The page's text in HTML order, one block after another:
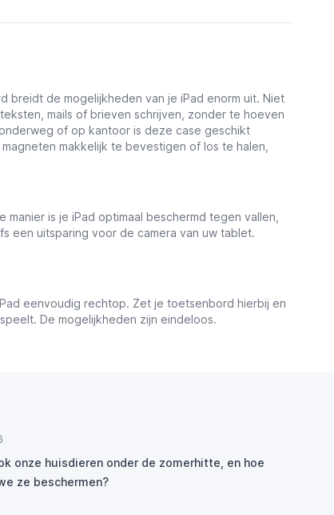
breidt de mogelijkheden van je iPad enorm uit. Niet
mails of brieven schrijven, zonder te hoeven
of op kantoor is deze case geschikt
makkelijk te bevestigen of los te halen,
is je iPad optimaal beschermd tegen vallen,
een uitsparing voor de camera van uw tablet.
eenvoudig rechtop. Zet je toetsenbord hierbij en
De mogelijkheden zijn eindeloos.
onze huisdieren onder de zomerhitte, en hoe
ze beschermen?